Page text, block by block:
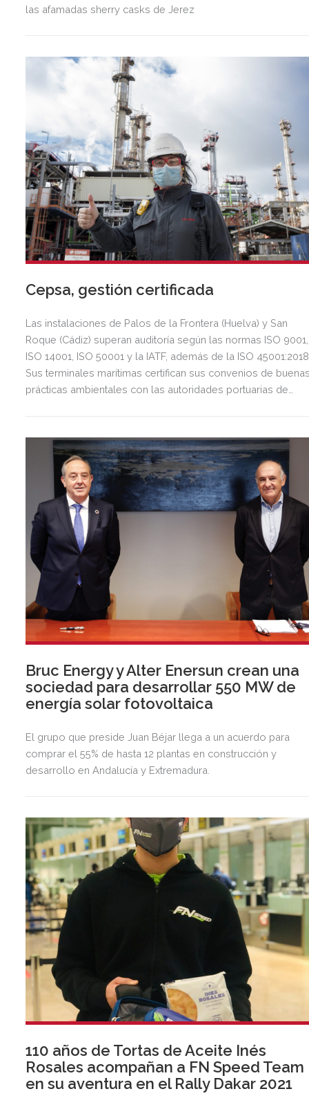
las afamadas sherry casks de Jerez
Cepsa, gestión certificada
Las instalaciones de Palos de la Frontera (Huelva) y San
Roque (Cádiz) superan auditoría según las normas ISO 9001,
ISO 14001, ISO 50001 y la IATF, además de la ISO
Sus terminales marítimas certifican sus convenios de
prácticas ambientales con las autoridades portuarias de
Bruc Energy y Alter Enersun crean una
sociedad para desarrollar 550 MW de
energía solar fotovoltaica
El grupo que preside Juan Béjar llega a un acuerdo para
comprar el 55% de hasta 12 plantas en construcción y
desarrollo en Andalucía y Extremadura.
110 años de Tortas de Aceite Inés
Rosales acompañan a FN Speed Team
en su aventura en el Rally Dakar 2021